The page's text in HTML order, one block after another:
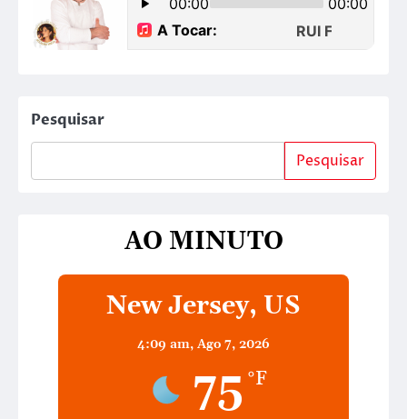
Pesquisar
Pesquisar
AO MINUTO
New Jersey, US
4:09 am, Ago 7, 2026
75 °F